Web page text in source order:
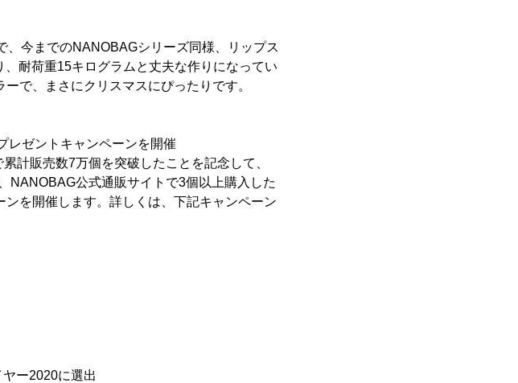
、今までのNANOBAGシリーズ同様、リップス
耐荷重15キログラムと丈夫な作りになってい
で、まさにクリスマスにぴったりです。
レゼントキャンペーンを開催
計販売数7万個を突破したことを記念して、
NANOBAG公式通販サイトで3個以上購入した
を開催します。詳しくは、下記キャンペーン
ー2020に選出